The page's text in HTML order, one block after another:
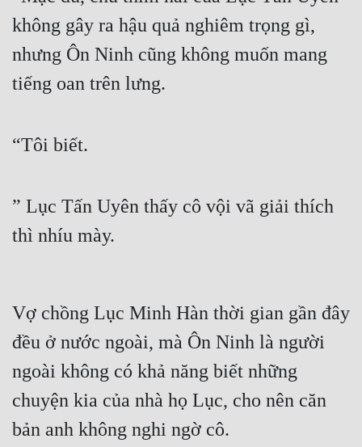
Mạt Thế
Mỹ Thực
Ngược
Nữ Phụ
Phong Thủy - Tâm Linh
Phản Phái
Quan Trường
Quân Sự
Sảng Văn
Sắc
không gây ra hậu quả nghiêm trọng gì,
nhưng Ôn Ninh cũng không muốn mang
tiếng oan trên lưng.
“Tôi biết.
” Lục Tấn Uyên thấy cô vội vã giải thích
thì nhíu mày.
Vợ chồng Lục Minh Hàn thời gian gần đây
đều ở nước ngoài, mà Ôn Ninh là người
ngoài không có khả năng biết những
chuyện kia của nhà họ Lục, cho nên căn
bản anh không nghi ngờ cô.